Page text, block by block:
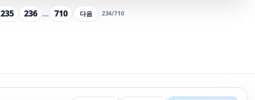
molbloc 몸체에 딱 맞는 동심원 구
멍 사이의 길이 방향 환형 갭입니다.
간격의 크기를 변화시켜 서로 다른
235 236 … 710 다음 234/710